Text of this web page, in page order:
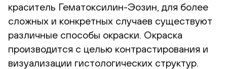
краситель Гематоксилин-Эозин, для более
сложных и конкретных случаев существуют
различные способы окраски. Окраска
производится с целью контрастирования и
визуализации гистологических структур.